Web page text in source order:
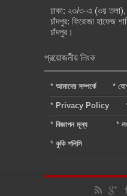
ঢাকা: ২৩/৩-এ (৩য় তলা),
চাঁদপুর: ফিরোজা হাফেজ
চাঁদপুর।
প্রয়োজনীয় লিংক
* আমাদের সম্পর্কে *
* Privacy Policy
* বিজ্ঞাপন মূল্য *
* কুকি পলিসি